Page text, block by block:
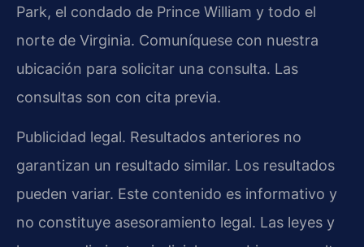
Park, el condado de Prince William y todo el
norte de Virginia. Comuníquese con nuestra
ubicación para solicitar una consulta. Las
consultas son con cita previa.
Publicidad legal. Resultados anteriores no
garantizan un resultado similar. Los resultados
pueden variar. Este contenido es informativo y
no constituye asesoramiento legal. Las leyes y